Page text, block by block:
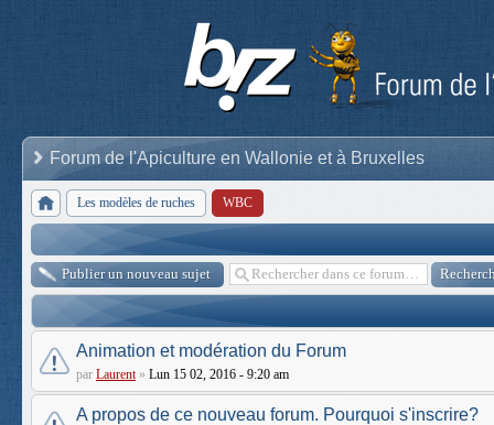
Forum de l'Apiculture en Wallonie et à Bruxelles
Les modèles de ruches WBC
Publier un nouveau sujet
Animation et modération du Forum
par Laurent » Lun 15 02, 2016 - 9:20 am
A propos de ce nouveau forum. Pourquoi s'inscrire?